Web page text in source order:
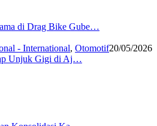
di Drag Bike Gube…
- International, Otomotif20/05/2026
Unjuk Gigi di Aj…